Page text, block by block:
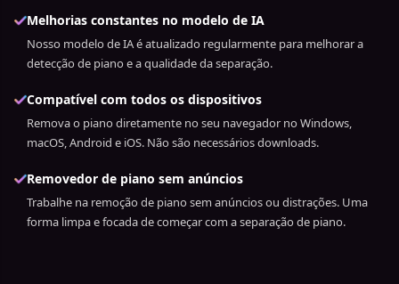
Melhorias constantes no modelo de IA
Nosso modelo de IA é atualizado regularmente para melhorar a
detecção de piano e a qualidade da separação.
Compatível com todos os dispositivos
Remova o piano diretamente no seu navegador no Windows,
macOS, Android e iOS. Não são necessários downloads.
Removedor de piano sem anúncios
Trabalhe na remoção de piano sem anúncios ou distrações. Uma
forma limpa e focada de começar com a separação de piano.